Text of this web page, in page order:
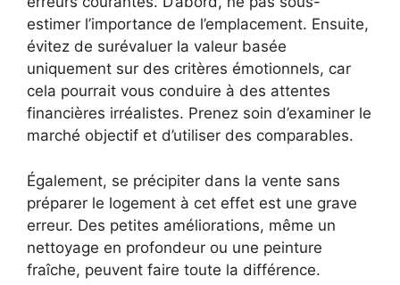
estimer l’importance de l’emplacement. Ensuite,
évitez de surévaluer la valeur basée
uniquement sur des critères émotionnels, car
cela pourrait vous conduire à des attentes
financières irréalistes. Prenez soin d’examiner le
marché objectif et d’utiliser des comparables.
Également, se précipiter dans la vente sans
préparer le logement à cet effet est une grave
erreur. Des petites améliorations, même un
nettoyage en profondeur ou une peinture
fraîche, peuvent faire toute la différence.